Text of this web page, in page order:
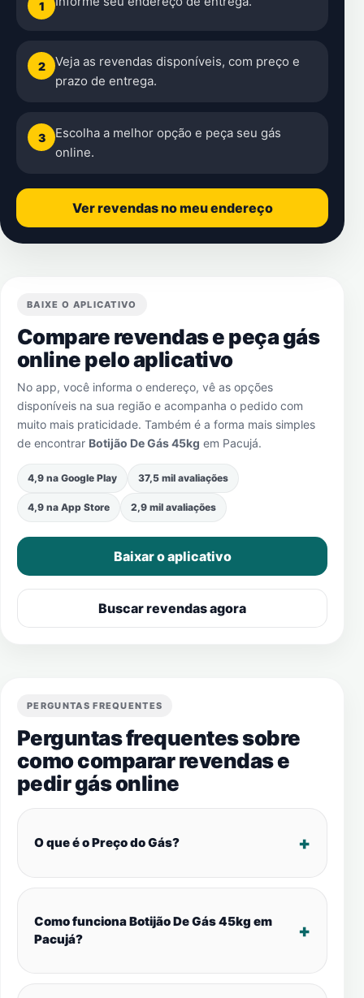
1
2
Veja as revendas disponíveis, com preço e
prazo de entrega.
3
Escolha a melhor opção e peça seu gás
online.
Ver revendas no meu endereço
BAIXE O APLICATIVO
Compare revendas e peça gás
online pelo aplicativo
No app, você informa o endereço, vê as opções
disponíveis na sua região e acompanha o pedido com
muito mais praticidade. Também é a forma mais simples
de encontrar Botijão De Gás 45kg em Pacujá.
4,9 na Google Play 37,5 mil avaliações
4,9 na App Store 2,9 mil avaliações
Baixar o aplicativo
Buscar revendas agora
PERGUNTAS FREQUENTES
Perguntas frequentes sobre
como comparar revendas e
pedir gás online
O que é o Preço do Gás?
Como funciona Botijão De Gás 45kg em
Pacujá?